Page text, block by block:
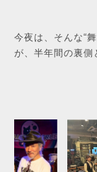
今夜は、そんな“
が、半年間の裏側